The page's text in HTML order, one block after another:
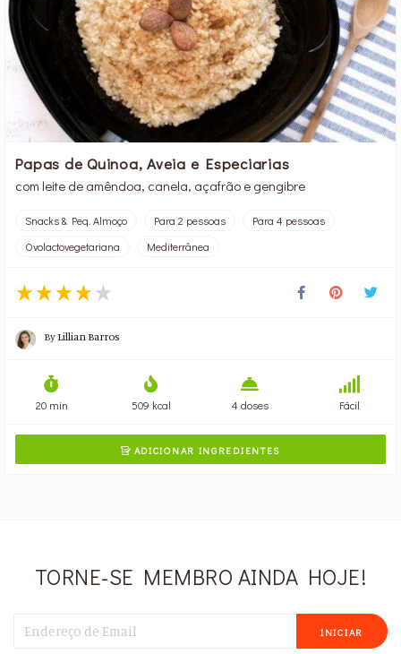
Papas de Quinoa, Aveia e Especiarias
com leite de amêndoa, canela, açafrão e gengibre
Snacks & Peq. Almoço Para 2 pessoas
Para 4 pessoas
Ovolactovegetariana
Mediterrânea
ByLillian Barros
20 min 509 kcal 4 doses Fácil
ADICIONAR INGREDIENTES
TORNE-SE MEMBRO AINDA HOJE!
INICIAR